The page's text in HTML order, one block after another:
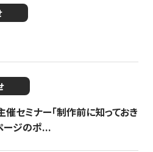
催セミナー「制作前に知っておき
ージのポ...